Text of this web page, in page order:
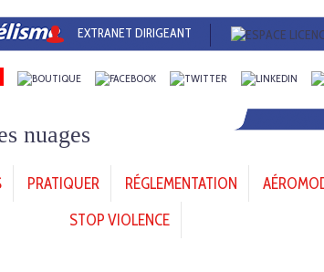
EXTRANET DIRIGEANT
nuages
PRATIQUER RÉGLEMENTATION
STOP VIOLENCE